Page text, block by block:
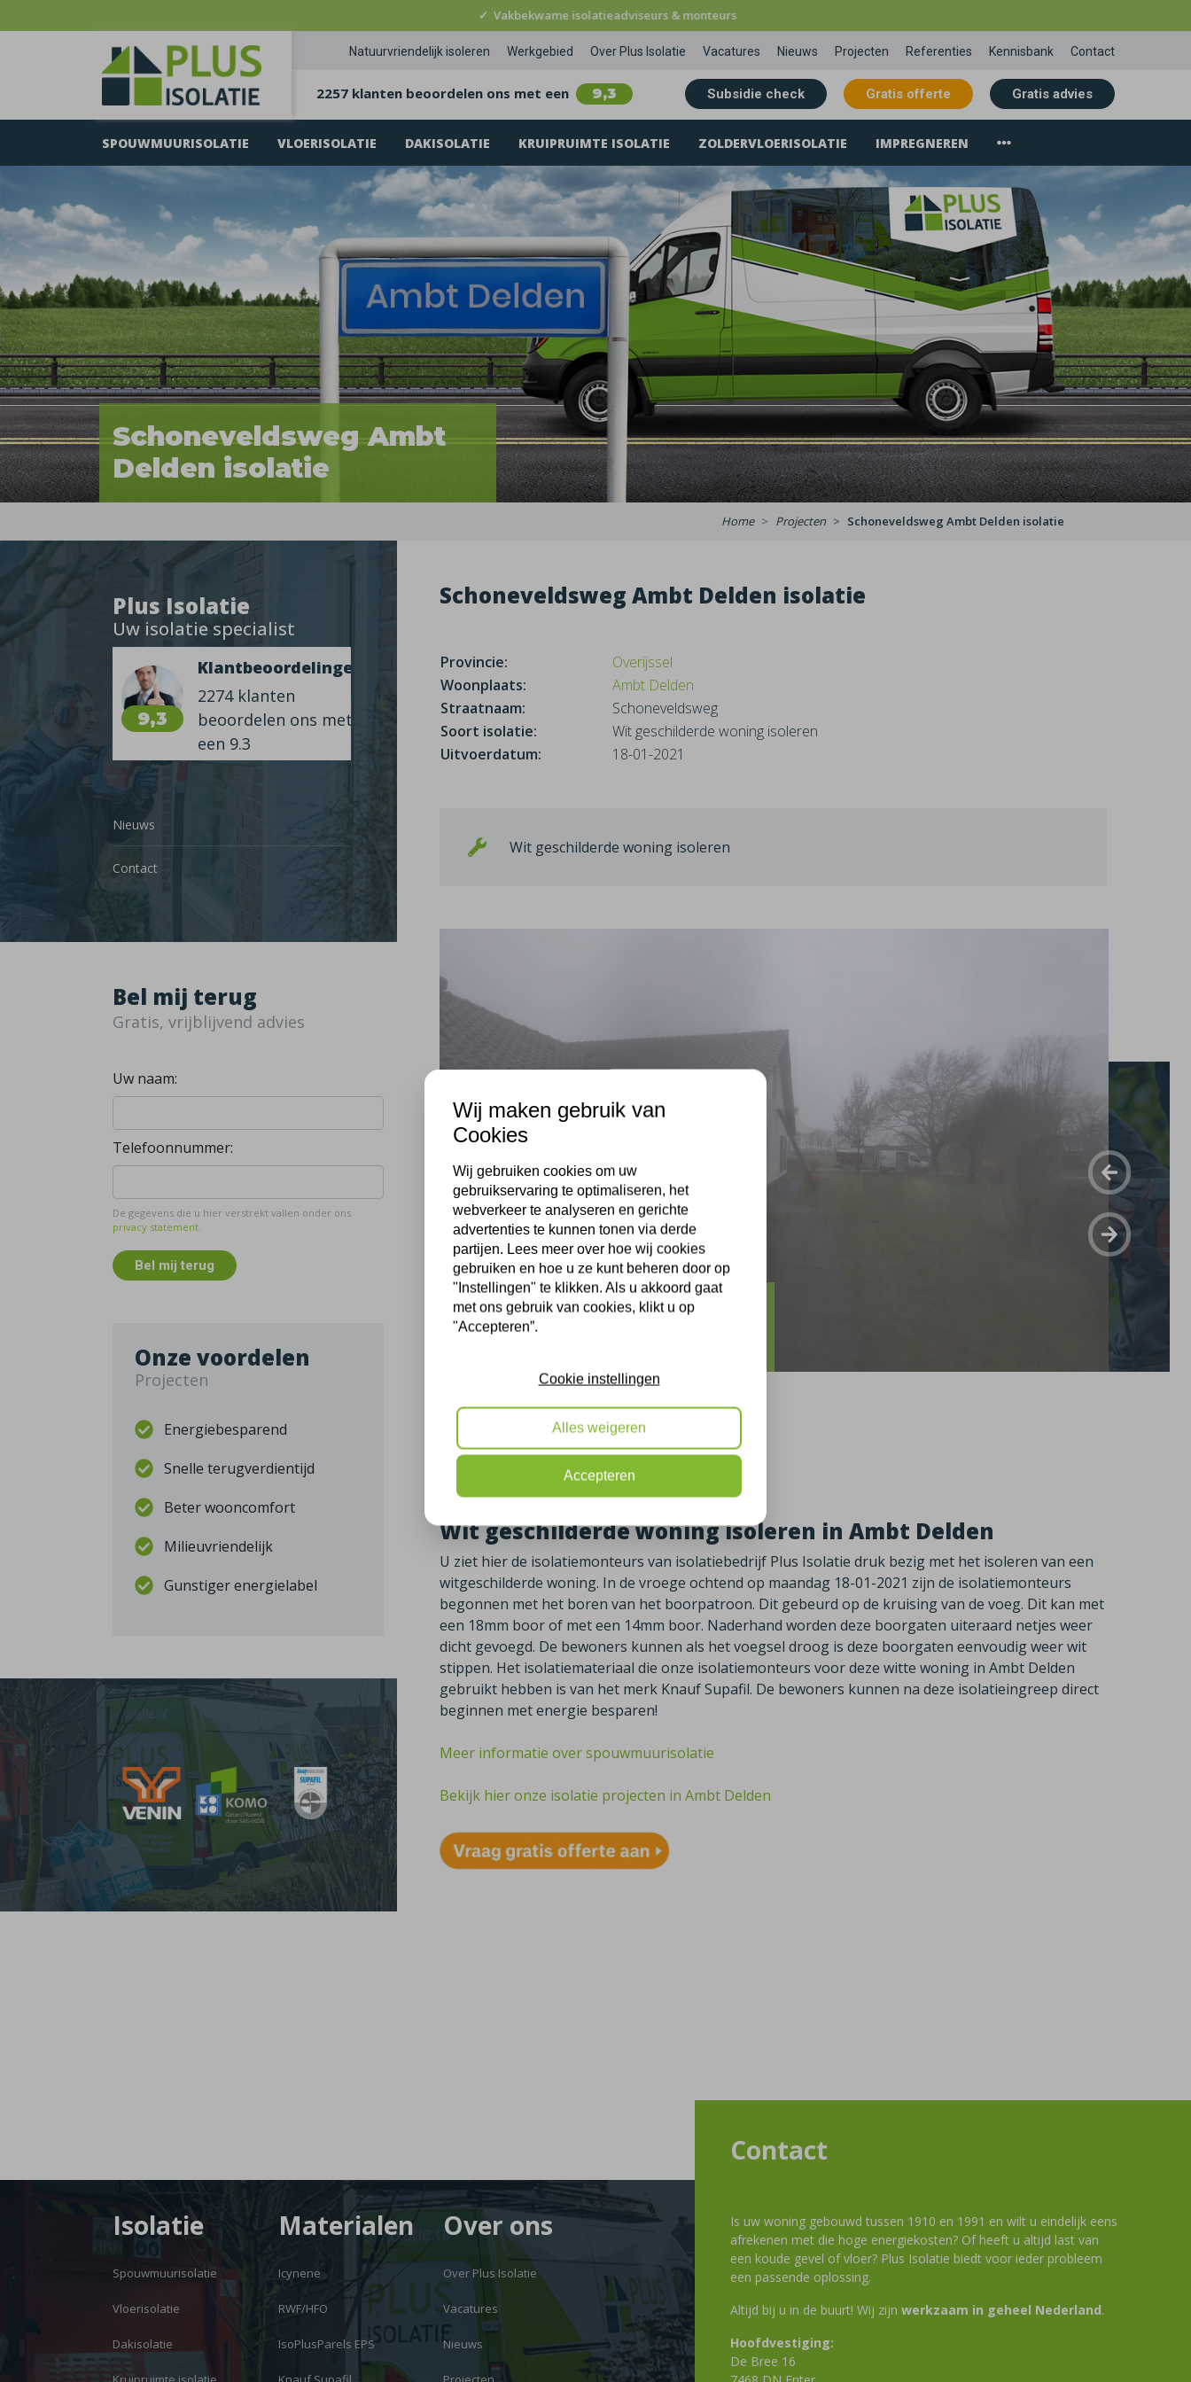
✓ Vakbekwame isolatieadviseurs & monteurs
Natuurvriendelijk isoleren Werkgebied Over Plus Isolatie Vacatures Nieuws Projecten Referenties Kennisbank Contact
2257 klanten beoordelen ons met een 9,3 Subsidie check Gratis offerte Gratis advies
SPOUWMUURISOLATIE VLOERISOLATIE DAKISOLATIE KRUIPRUIMTE ISOLATIE ZOLDERVLOERISOLATIE IMPREGNEREN
Schoneveldsweg Ambt
Delden isolatie
Home Projecten Schoneveldsweg Ambt Delden isolatie
Plus Isolatie
Uw isolatie specialist
9,3
Klantbeoordelingen
2274 klanten
beoordelen ons met
een 9.3
Nieuws
Contact
Bel mij terug
Gratis, vrijblijvend advies
Uw naam:
Telefoonnummer:
De gegevens die u hier verstrekt vallen onder ons
privacy statement.
Bel mij terug
Onze voordelen
Projecten
Energiebesparend
Snelle terugverdientijd
Beter wooncomfort
Milieuvriendelijk
Gunstiger energielabel
Schoneveldsweg Ambt Delden isolatie
Provincie:
Overijssel
Woonplaats:
Ambt Delden
Straatnaam:
Schoneveldsweg
Soort isolatie:
Wit geschilderde woning isoleren
Uitvoerdatum:
18-01-2021
Wit geschilderde woning isoleren
Ambt Delden
Schoneveldsweg Ambt Delden isolatie
Ambt Delden, 18-01-2021
Wit geschilderde woning isoleren in Ambt Delden
U ziet hier de isolatiemonteurs van isolatiebedrijf Plus Isolatie druk bezig met het isoleren van een
witgeschilderde woning. In de vroege ochtend op maandag 18-01-2021 zijn de isolatiemonteurs
begonnen met het boren van het boorpatroon. Dit gebeurd op de kruising van de voeg. Dit kan met
een 18mm boor of met een 14mm boor. Naderhand worden deze boorgaten uiteraard netjes weer
dicht gevoegd. De bewoners kunnen als het voegsel droog is deze boorgaten eenvoudig weer wit
stippen. Het isolatiemateriaal die onze isolatiemonteurs voor deze witte woning in Ambt Delden
gebruikt hebben is van het merk Knauf Supafil. De bewoners kunnen na deze isolatieingreep direct
beginnen met energie besparen!
Meer informatie over spouwmuurisolatie
Bekijk hier onze isolatie projecten in Ambt Delden
Isolatie
Spouwmuurisolatie
Vloerisolatie
Dakisolatie
Materialen
Icynene
RWF/HFO
IsoPlusParels EPS
Over ons
Over Plus Isolatie
Vacatures
Nieuws
Contact
Is uw woning gebouwd tussen 1910 en 1991 en wilt u eindelijk eens
afrekenen met die hoge energiekosten? Of heeft u altijd last van
een koude gevel of vloer? Plus Isolatie biedt voor ieder probleem
een passende oplossing.
Altijd bij u in de buurt! Wij zijn werkzaam in geheel Nederland.
Hoofdvestiging:
De Bree 16
Wij maken gebruik van
Cookies
Wij gebruiken cookies om uw
gebruikservaring te optimaliseren, het
webverkeer te analyseren en gerichte
advertenties te kunnen tonen via derde
partijen. Lees meer over hoe wij cookies
gebruiken en hoe u ze kunt beheren door op
"Instellingen" te klikken. Als u akkoord gaat
met ons gebruik van cookies, klikt u op
"Accepteren”.
Cookie instellingen
Alles weigeren
Accepteren